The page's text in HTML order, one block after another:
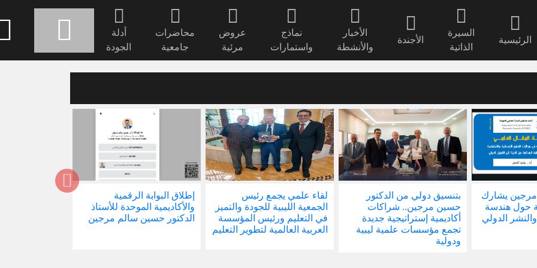
الرئيسية
السيرة
الذاتية
الأجندة
الأخبار
والأنشطة
نماذج
واستمارات
عروض
مرئية
محاضرات
جامعية
أدلة
الجودة
مرجين يشارك
حول هندسة
الدولي
بتنسيق دولي من الدكتور
حسين مرجين.. شراكات
أكاديمية إستراتيجية جديدة
تجمع مؤسسات علمية ليبية
ودولية
لقاء علمي يجمع رئيس
الجمعية الليبية للجودة والتميز
في التعليم ورئيس المؤسسة
العربية العالمية لتطوير التعليم
إطلاق البوابة الرقمية
والأكاديمية الموحدة للأستاذ
الدكتور حسين سالم مرجين